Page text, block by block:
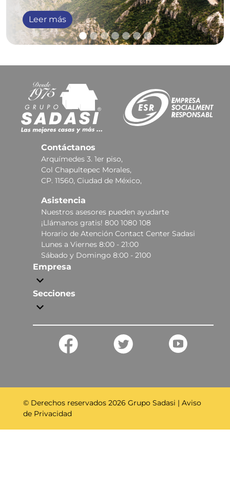
Leer más
Contáctanos
Arquímedes 3. 1er piso,
Col Chapultepec Morales,
CP. 11560, Ciudad de México,
Asistencia
Nuestros asesores pueden ayudarte
¡Llámanos gratis! 800 1080 108
Horario de Atención Contact Center Sadasi
Lunes a Viernes 8:00 - 21:00
Sábado y Domingo 8:00 - 2100
Empresa
Secciones
© Derechos reservados 2026 Grupo Sadasi | Aviso
de Privacidad